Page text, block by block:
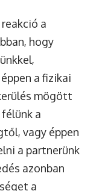
a
hogy
a fizikai
mögött
a
vagy éppen
a partnerünk
azonban
a